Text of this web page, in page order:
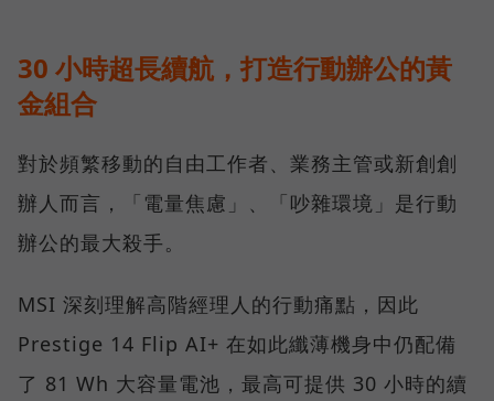
30 小時超長續航，打造行動辦公的黃
金組合
對於頻繁移動的自由工作者、業務主管或新創創
辦人而言，「電量焦慮」、「吵雜環境」是行動
辦公的最大殺手。
MSI 深刻理解高階經理人的行動痛點，因此
Prestige 14 Flip AI+ 在如此纖薄機身中仍配備
了 81 Wh 大容量電池，最高可提供 30 小時的續